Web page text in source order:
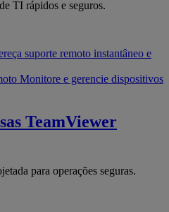
TI rápidos e seguros.
suporte remoto instantâneo e
Monitore e gerencie dispositivos
TeamViewer
para operações seguras.